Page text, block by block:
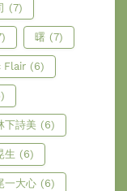
(7)
曙 (7)
Flair (6)
下詩美 (6)
生 (6)
一大心 (6)